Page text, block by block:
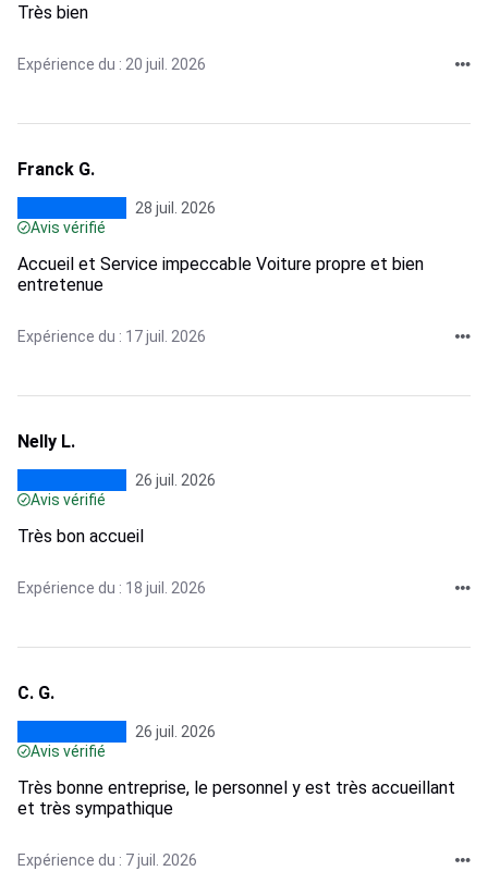
Très bien
Expérience du : 20 juil. 2026
Franck G.
28 juil. 2026
Avis vérifié
Accueil et Service impeccable Voiture propre et bien
entretenue
Expérience du : 17 juil. 2026
Nelly L.
26 juil. 2026
Avis vérifié
Très bon accueil
Expérience du : 18 juil. 2026
C. G.
26 juil. 2026
Avis vérifié
Très bonne entreprise, le personnel y est très accueillant
et très sympathique
Expérience du : 7 juil. 2026